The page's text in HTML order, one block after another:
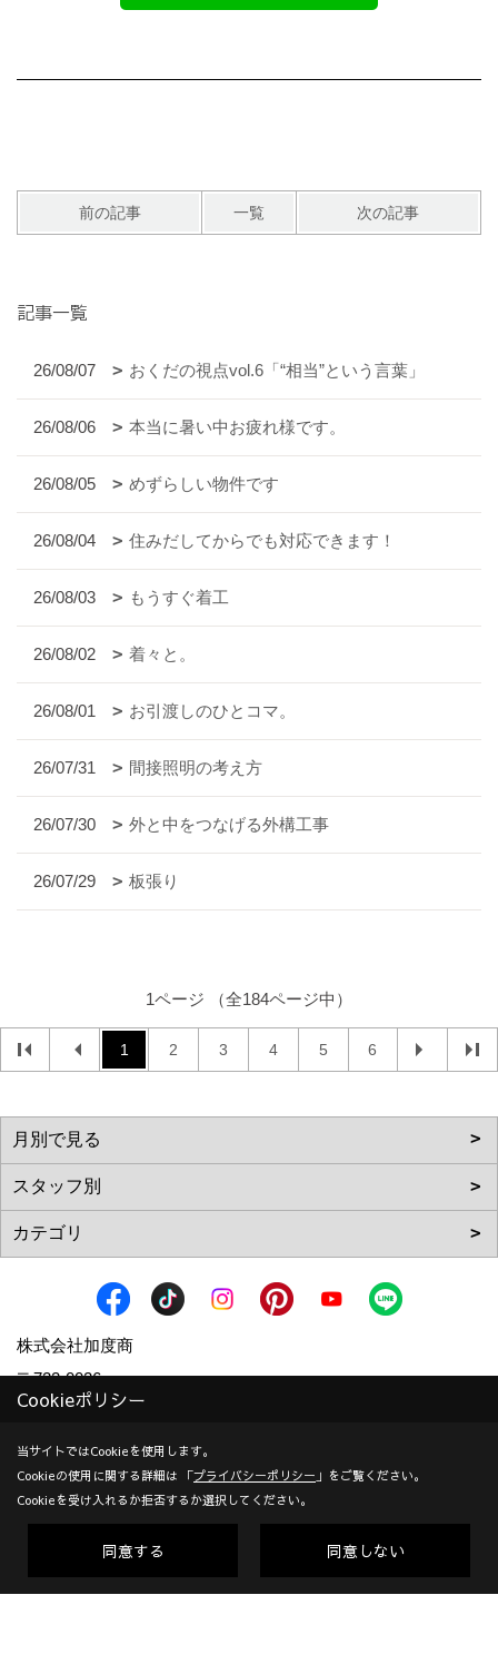
前の記事 一覧 次の記事
記事一覧
26/08/07 おくだの視点vol.6「“相当”という言葉」
26/08/06 本当に暑い中お疲れ様です。
26/08/05 めずらしい物件です
26/08/04 住みだしてからでも対応できます！
26/08/03 もうすぐ着工
26/08/02 着々と。
26/08/01 お引渡しのひとコマ。
26/07/31 間接照明の考え方
26/07/30 外と中をつなげる外構工事
26/07/29 板張り
1ページ （全184ページ中）
1 2 3 4 5 6
株式会社加度商
〒722-0026
広島県尾道市栗原西2丁目3-15
TEL： 0120-10-2693 / 0848-24-8605
＜営業時間＞9:00～18:00
＜定休日＞年末年始、GW、夏期他
対応エリア：尾道市 | 福山市 | 三原市
創業：1953年
Cookieポリシー
当サイトではCookieを使用します。
Cookieの使用に関する詳細は 「プライバシーポリシー 」をご覧ください。
Cookieを受け入れるか拒否するか選択してください。
同意する 同意しない